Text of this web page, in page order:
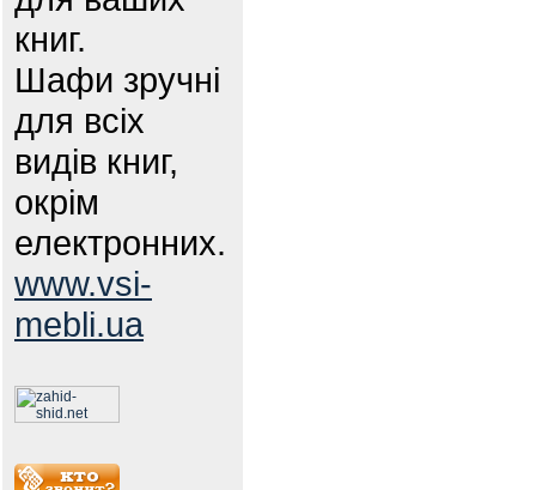
книг.
Шафи зручні
для всіх
видів книг,
окрім
електронних.
www.vsi-
mebli.ua